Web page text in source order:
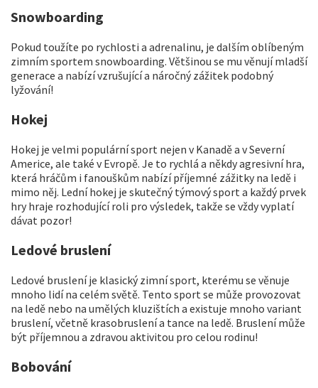
Snowboarding
Pokud toužíte po rychlosti a adrenalinu, je dalším oblíbeným
zimním sportem snowboarding. Většinou se mu věnují mladší
generace a nabízí vzrušující a náročný zážitek podobný
lyžování!
Hokej
Hokej je velmi populární sport nejen v Kanadě a v Severní
Americe, ale také v Evropě. Je to rychlá a někdy agresivní hra,
která hráčům i fanouškům nabízí příjemné zážitky na ledě i
mimo něj. Lední hokej je skutečný týmový sport a každý prvek
hry hraje rozhodující roli pro výsledek, takže se vždy vyplatí
dávat pozor!
Ledové bruslení
Ledové bruslení je klasický zimní sport, kterému se věnuje
mnoho lidí na celém světě. Tento sport se může provozovat
na ledě nebo na umělých kluzištích a existuje mnoho variant
bruslení, včetně krasobruslení a tance na ledě. Bruslení může
být příjemnou a zdravou aktivitou pro celou rodinu!
Bobování